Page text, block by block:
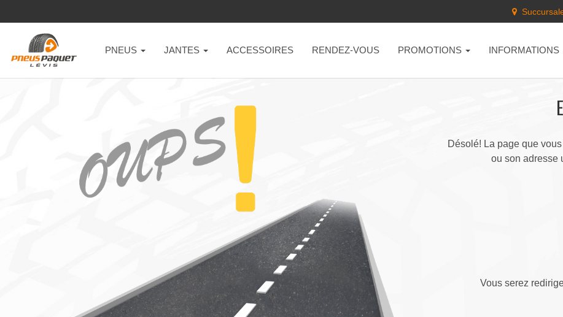
PNEUS JANTES ACCESSOIRES RENDEZ-VOUS PROMOTIONS INFORMATIONS
Désolé! La page que
ou son adresse
Vous serez